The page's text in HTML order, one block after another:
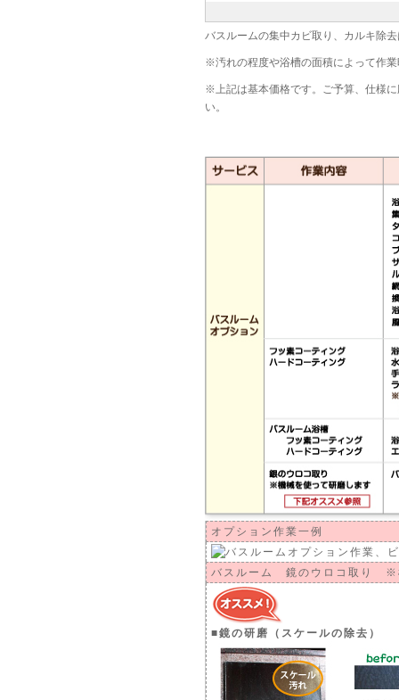
バスルームの集中カビ取り、カルキ除
※汚れの程度や浴槽の面積によって作
※上記は基本価格です。ご予算、仕様
い。
オプション作業一例
バスルーム 鏡のウロコ取り ※
■鏡の研磨（スケールの除去）